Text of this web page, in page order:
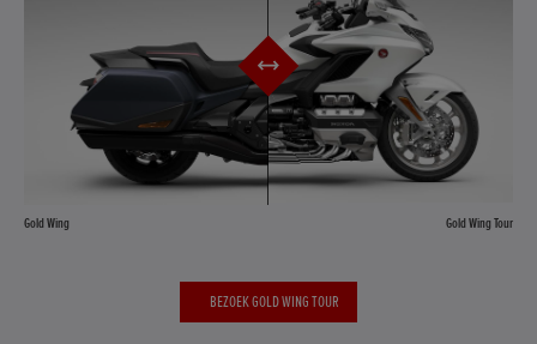
Gold Wing Gold Wing Tour
BEZOEK GOLD WING TOUR